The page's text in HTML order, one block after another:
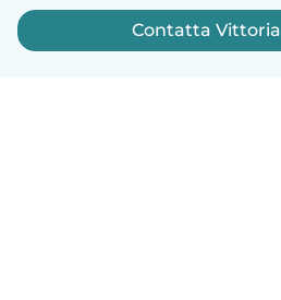
Contatta Vittoria